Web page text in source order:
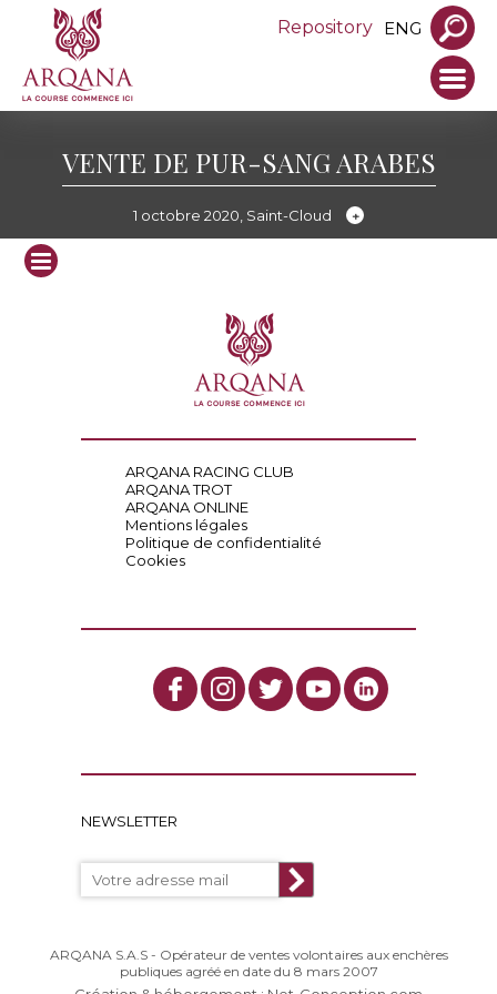
Repository ENG
VENTE DE PUR-SANG ARABES
1 octobre 2020, Saint-Cloud
ARQANA RACING CLUB
ARQANA TROT
ARQANA ONLINE
Mentions légales
Politique de confidentialité
Cookies
NEWSLETTER
ARQANA S.A.S - Opérateur de ventes volontaires aux enchères
publiques agréé en date du 8 mars 2007